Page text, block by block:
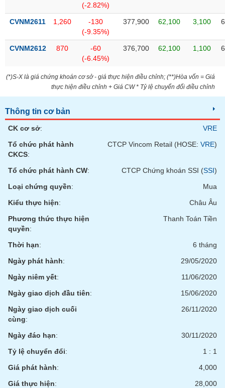
(-2.82%)
CVNM2611 1,260
-130
(-9.35%)
377,900 62,100 3,100
CVNM2612 870
-60
(-6.45%)
376,700 62,100 1,100
(*)S-X là giá chứng khoán cơ sở - giá thực hiện điều chỉnh; (**)Hòa vốn = Giá
thực hiện điều chỉnh + Giá CW * Tỷ lệ chuyển đổi điều chỉnh
Thông tin cơ bản
CK cơ sở:
VRE
Tổ chức phát hành
CKCS:
CTCP Vincom Retail (HOSE: VRE)
Tổ chức phát hành CW: CTCP Chứng khoán SSI (SSI)
Loại chứng quyền:
Mua
Kiểu thực hiện:
Châu Âu
Phương thức thực hiện
quyền:
Thanh Toán Tiền
Thời hạn:
6 tháng
Ngày phát hành:
29/05/2020
Ngày niêm yết:
11/06/2020
Ngày giao dịch đầu tiên:
15/06/2020
Ngày giao dịch cuối
cùng:
26/11/2020
Ngày đáo hạn:
30/11/2020
Tỷ lệ chuyển đổi:
1 : 1
Giá phát hành:
4,000
Giá thực hiện:
28,000
ÍCH
ĐỘNG
Mã
chứng
khoán
Tất cả
Lãnh
đạo
(-)
Tất cả Người nội bộ Cổ đông lớn
Tin
(-)
Bài
của
tác
(-)
Báo
cáo
phân